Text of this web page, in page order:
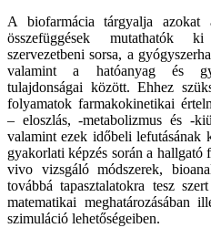
A biofarmácia tárgyalja azokat
összefüggések mutathatók
szervezetbeni sorsa, a
valamint a hatóanyag és
tulajdonságai között. Ehhez
folyamatok farmakokinetikai
– eloszlás, -metabolizmus és -
valamint ezek időbeli lefutásának
gyakorlati képzés során a
vivo vizsgáló módszerek,
továbbá tapasztalatokra tesz
matematikai meghatározásában
szimuláció lehetőségeiben.